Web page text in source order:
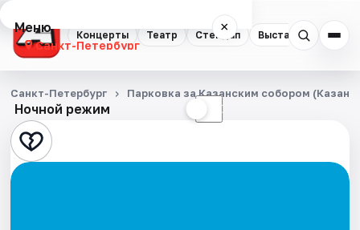
Концерты Театр Стендап Выставки
Меню ×
Санкт-Петербург
Концерты
Театр
Стендап
Ночной режим ☾
Санкт-Петербург Парковка за Казанским собором